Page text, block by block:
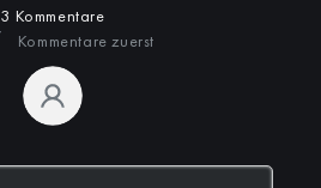
3 Kommentare
Kommentare zuerst